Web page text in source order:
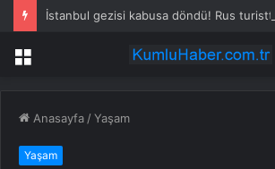
Menü
Anasayfa /Yaşam
Yaşam